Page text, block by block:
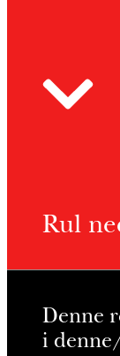
Rul
Denne
i